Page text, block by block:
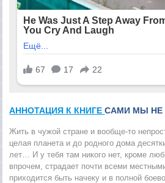
АННОТАЦИЯ К КНИГЕСАМИ МЫ НЕ
Жить в чужой стране и вообще-то
целая планета и до родного дома
лет… И у тебя там никого нет, кроме
впрочем, страдает почти всеми
приходится быть начеку и в полной